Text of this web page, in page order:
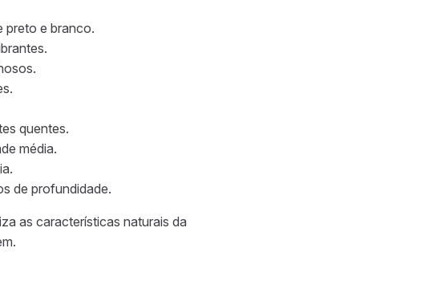
preto e branco.
quentes.
média.
de profundidade.
as características naturais da